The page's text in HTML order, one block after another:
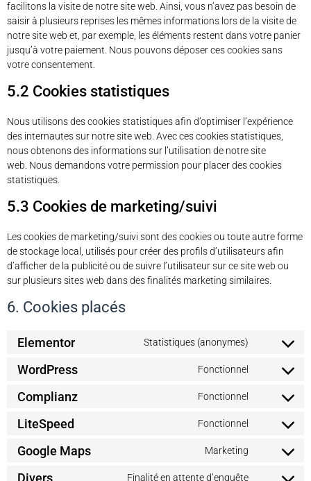
facilitons la visite de notre site web. Ainsi, vous n’avez pas besoin de
saisir à plusieurs reprises les mêmes informations lors de la visite de
notre site web et, par exemple, les éléments restent dans votre panier
jusqu’à votre paiement. Nous pouvons déposer ces cookies sans
votre consentement.
5.2 Cookies statistiques
Nous utilisons des cookies statistiques afin d’optimiser l’expérience
des internautes sur notre site web. Avec ces cookies statistiques,
nous obtenons des informations sur l’utilisation de notre site
web. Nous demandons votre permission pour placer des cookies
statistiques.
5.3 Cookies de marketing/suivi
Les cookies de marketing/suivi sont des cookies ou toute autre forme
de stockage local, utilisés pour créer des profils d’utilisateurs afin
d’afficher de la publicité ou de suivre l’utilisateur sur ce site web ou
sur plusieurs sites web dans des finalités marketing similaires.
6. Cookies placés
Elementor Statistiques (anonymes)
WordPress Fonctionnel
Complianz Fonctionnel
LiteSpeed Fonctionnel
Google Maps Marketing
Divers Finalité en attente d’enquête